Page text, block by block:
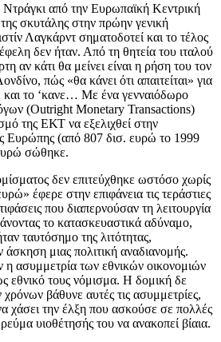
από την Ευρωπαϊκή Κεντρική
σκυτάλης στην πρώην γενική
Λαγκάρντ σηματοδοτεί και το τέλος
δεν ήταν. Από τη θητεία του ιταλού
αν κάτι θα μείνει είναι η ρήση του τον
πώς «θα κάνει ότι απαιτείται» για
το ‘κανε… Με ένα γενναιόδωρο
(Outright Monetary Transactions)
της ΕΚΤ να εξελιχθεί στην
Ευρώπης (από 807 δισ. ευρώ το 1999
σώθηκε.
δεν επιτεύχθηκε ωστόσο χωρίς
έφερε στην επιφάνεια τις τεράστιες
που διαπερνούσαν τη λειτουργία
το κατασκευαστικά αδύναμο,
ταυτόσημο της λιτότητας,
άσκηση μιας πολιτική αναδιανομής.
η ασυμμετρία των εθνικών οικονομιών
εθνικό τους νόμισμα. Η δομική δε
βάθυνε αυτές τις ασυμμετρίες,
χάσει την έλξη που ασκούσε σε πολλές
υιοθέτησής του να ανακοπεί βίαια.